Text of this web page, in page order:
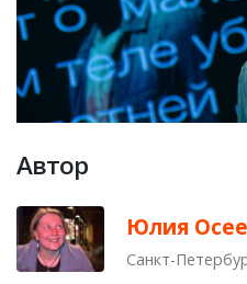
Автор
Юлия
Санкт-